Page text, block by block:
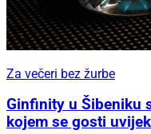
Za večeri bez žurbe
Ginfinity u Šibeniku
kojem se gosti